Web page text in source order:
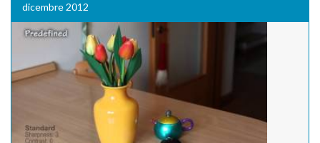
dicembre 2012